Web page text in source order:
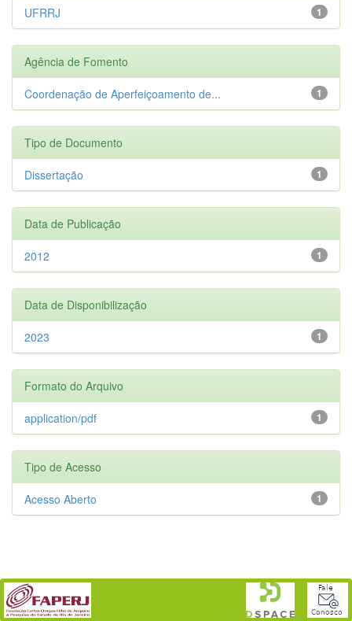
1
UFRRJ
Agência de Fomento
1
Coordenação de Aperfeiçoamento de...
Tipo de Documento
1
Dissertação
Data de Publicação
1
2012
Data de Disponibilização
1
2023
Formato do Arquivo
1
application/pdf
Tipo de Acesso
1
Acesso Aberto